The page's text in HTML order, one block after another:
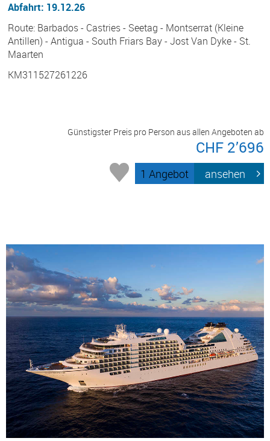
Abfahrt: 19.12.26
Route: Barbados - Castries - Seetag - Montserrat (Kleine
Antillen) - Antigua - South Friars Bay - Jost Van Dyke - St.
Maarten
KM311527261226
Günstigster Preis pro Person aus allen Angeboten ab
CHF 2’696
1 Angebot ansehen